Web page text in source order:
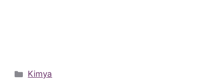
Kategoriler
Kimya